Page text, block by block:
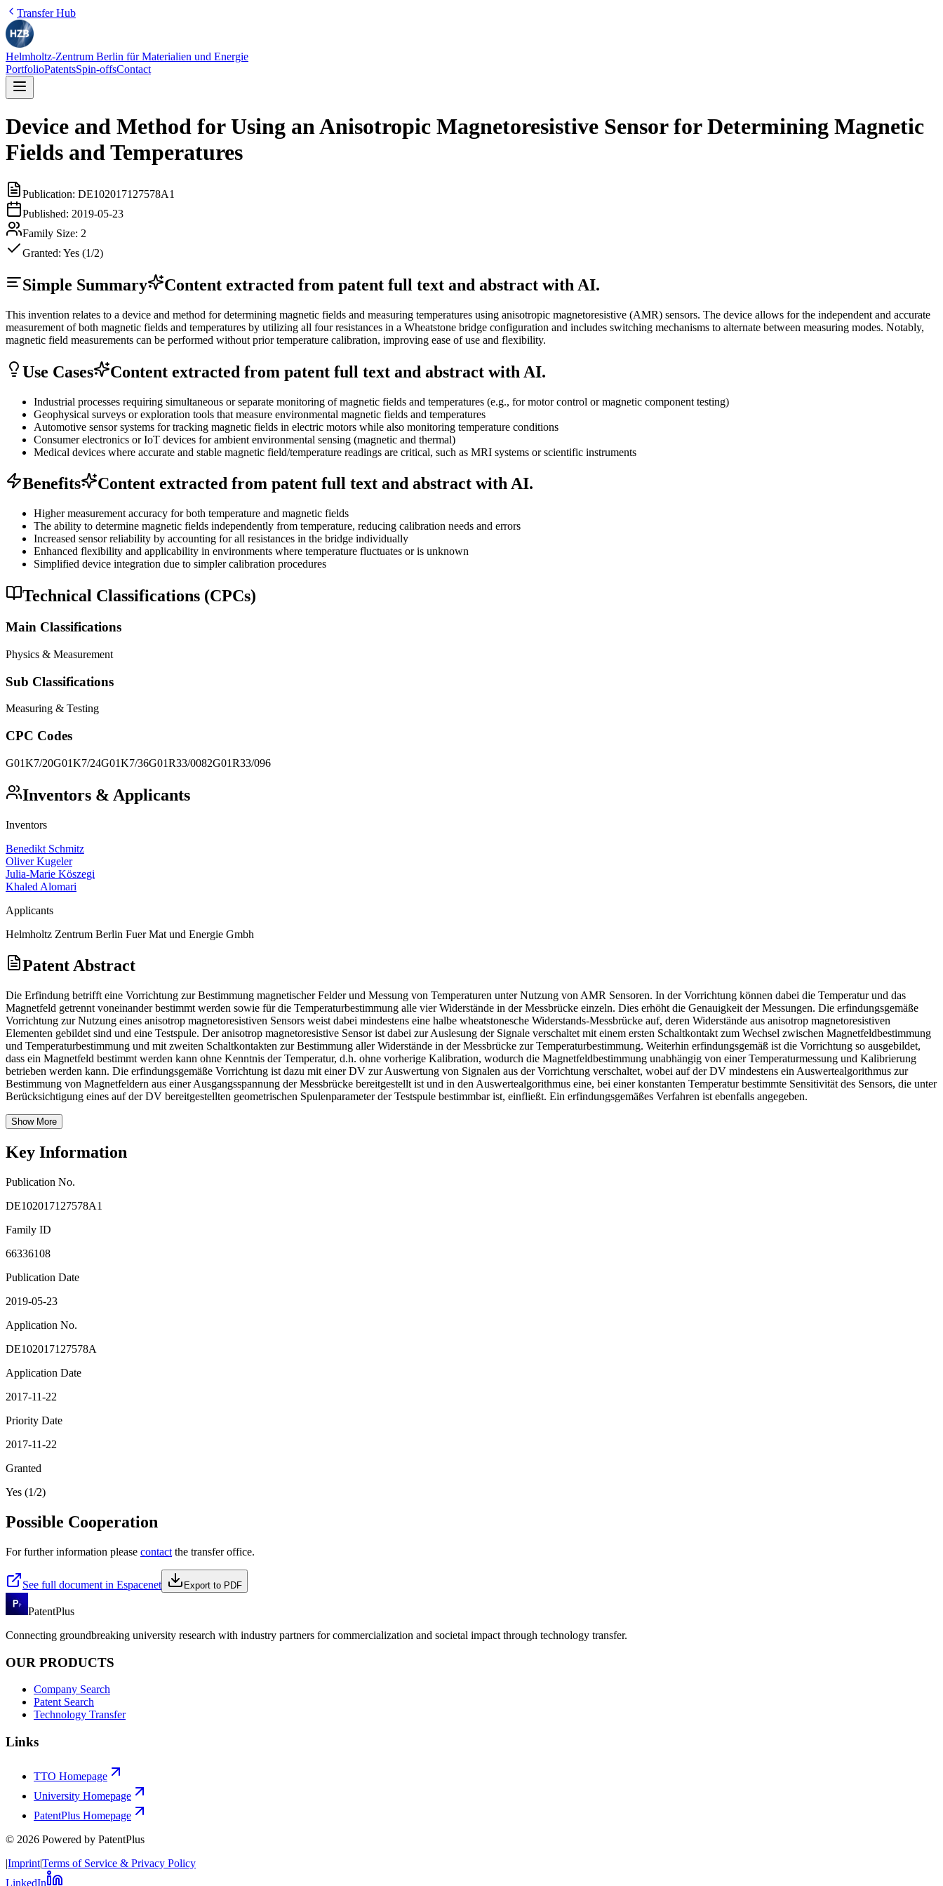
Transfer Hub
Helmholtz-Zentrum Berlin für Materialien und Energie
PortfolioPatentsSpin-offsContact
Device and Method for Using an Anisotropic Magnetoresistive Sensor for Determining Magnetic
Fields and Temperatures
Publication: DE102017127578A1
Published: 2019-05-23
Family Size: 2
Granted: Yes (1/2)
Simple Summary Content extracted from patent full text and abstract with AI.
This invention relates to a device and method for determining magnetic fields and measuring temperatures using anisotropic magnetoresistive (AMR) sensors. The device allows for the independent and accurate
measurement of both magnetic fields and temperatures by utilizing all four resistances in a Wheatstone bridge configuration and includes switching mechanisms to alternate between measuring modes. Notably,
magnetic field measurements can be performed without prior temperature calibration, improving ease of use and flexibility.
Use Cases Content extracted from patent full text and abstract with AI.
Industrial processes requiring simultaneous or separate monitoring of magnetic fields and temperatures (e.g., for motor control or magnetic component testing)
Geophysical surveys or exploration tools that measure environmental magnetic fields and temperatures
Automotive sensor systems for tracking magnetic fields in electric motors while also monitoring temperature conditions
Consumer electronics or IoT devices for ambient environmental sensing (magnetic and thermal)
Medical devices where accurate and stable magnetic field/temperature readings are critical, such as MRI systems or scientific instruments
Benefits Content extracted from patent full text and abstract with AI.
Higher measurement accuracy for both temperature and magnetic fields
The ability to determine magnetic fields independently from temperature, reducing calibration needs and errors
Increased sensor reliability by accounting for all resistances in the bridge individually
Enhanced flexibility and applicability in environments where temperature fluctuates or is unknown
Simplified device integration due to simpler calibration procedures
Technical Classifications (CPCs)
Main Classifications
Physics & Measurement
Sub Classifications
Measuring & Testing
CPC Codes
G01K7/20G01K7/24G01K7/36G01R33/0082G01R33/096
Inventors & Applicants
Inventors
Benedikt Schmitz
Oliver Kugeler
Julia-Marie Köszegi
Khaled Alomari
Applicants
Helmholtz Zentrum Berlin Fuer Mat und Energie Gmbh
Patent Abstract
Die Erfindung betrifft eine Vorrichtung zur Bestimmung magnetischer Felder und Messung von Temperaturen unter Nutzung von AMR Sensoren. In der Vorrichtung können dabei die Temperatur und das
Magnetfeld getrennt voneinander bestimmt werden sowie für die Temperaturbestimmung alle vier Widerstände in der Messbrücke einzeln. Dies erhöht die Genauigkeit der Messungen. Die erfindungsgemäße
Vorrichtung zur Nutzung eines anisotrop magnetoresistiven Sensors weist dabei mindestens eine halbe wheatstonesche Widerstands-Messbrücke auf, deren Widerstände aus anisotrop magnetoresistiven
Elementen gebildet sind und eine Testspule. Der anisotrop magnetoresistive Sensor ist dabei zur Auslesung der Signale verschaltet mit einem ersten Schaltkontakt zum Wechsel zwischen Magnetfeldbestimmung
und Temperaturbestimmung und mit zweiten Schaltkontakten zur Bestimmung aller Widerstände in der Messbrücke zur Temperaturbestimmung. Weiterhin erfindungsgemäß ist die Vorrichtung so ausgebildet,
dass ein Magnetfeld bestimmt werden kann ohne Kenntnis der Temperatur, d.h. ohne vorherige Kalibration, wodurch die Magnetfeldbestimmung unabhängig von einer Temperaturmessung und Kalibrierung
betrieben werden kann. Die erfindungsgemäße Vorrichtung ist dazu mit einer DV zur Auswertung von Signalen aus der Vorrichtung verschaltet, wobei auf der DV mindestens ein Auswertealgorithmus zur
Bestimmung von Magnetfeldern aus einer Ausgangsspannung der Messbrücke bereitgestellt ist und in den Auswertealgorithmus eine, bei einer konstanten Temperatur bestimmte Sensitivität des Sensors, die unter
Berücksichtigung eines auf der DV bereitgestellten geometrischen Spulenparameter der Testspule bestimmbar ist, einfließt. Ein erfindungsgemäßes Verfahren ist ebenfalls angegeben.
Show More
Key Information
Publication No.
DE102017127578A1
Family ID
66336108
Publication Date
2019-05-23
Application No.
DE102017127578A
Application Date
2017-11-22
Priority Date
2017-11-22
Granted
Yes (1/2)
Possible Cooperation
For further information please contact the transfer office.
See full document in Espacenet Export to PDF
PatentPlus
Connecting groundbreaking university research with industry partners for commercialization and societal impact through technology transfer.
OUR PRODUCTS
Company Search
Patent Search
Technology Transfer
Links
TTO Homepage
University Homepage
PatentPlus Homepage
© 2026 Powered by PatentPlus
|Imprint|Terms of Service & Privacy Policy
LinkedIn